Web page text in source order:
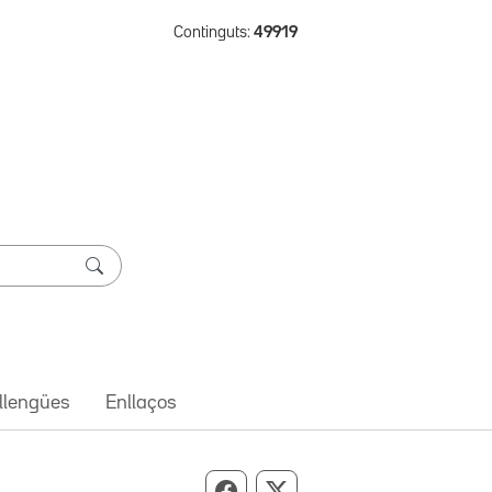
Continguts: 49919
Enllaços